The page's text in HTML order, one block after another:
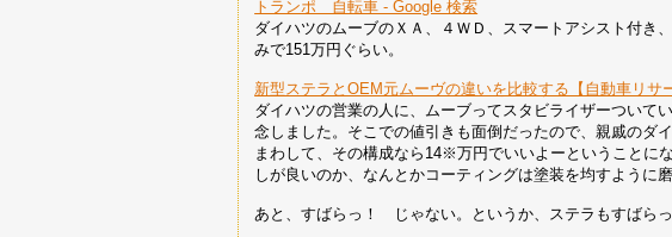
トランポ 自転車 - Google 検索
ダイハツのムーブのＸＡ、４ＷＤ、スマートアシスト付き
みで151万円ぐらい。
新型ステラとOEM元ムーヴの違いを比較する【自動車リサ
ダイハツの営業の人に、ムーブってスタビライザーついて
念しました。そこでの値引きも面倒だったので、親戚のダ
まわして、その構成なら14※万円でいいよーということに
しが良いのか、なんとかコーティングは塗装を均すように
あと、すばらっ！ じゃない。というか、ステラもすばら